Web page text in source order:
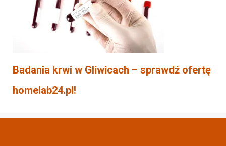
Badania krwi w Gliwicach – sprawdź ofertę
homelab24.pl!